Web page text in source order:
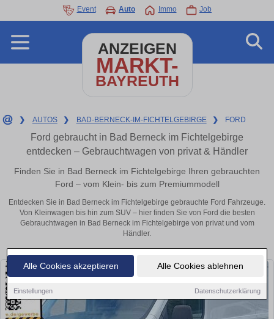
Alle Cookies akzeptieren Alle Cookies ablehnen
Einstellungen Datenschutzerklärung
Event Auto Immo Job
ANZEIGEN
MARKT-
BAYREUTH
❯ AUTOS ❯ BAD-BERNECK-IM-FICHTELGEBIRGE ❯ FORD
Ford gebraucht in Bad Berneck im Fichtelgebirge
entdecken – Gebrauchtwagen von privat & Händler
Finden Sie in Bad Berneck im Fichtelgebirge Ihren gebrauchten
Ford – vom Klein- bis zum Premiummodell
Entdecken Sie in Bad Berneck im Fichtelgebirge gebrauchte Ford Fahrzeuge.
Von Kleinwagen bis hin zum SUV – hier finden Sie von Ford die besten
Gebrauchtwagen in Bad Berneck im Fichtelgebirge von privat und vom
Händler.